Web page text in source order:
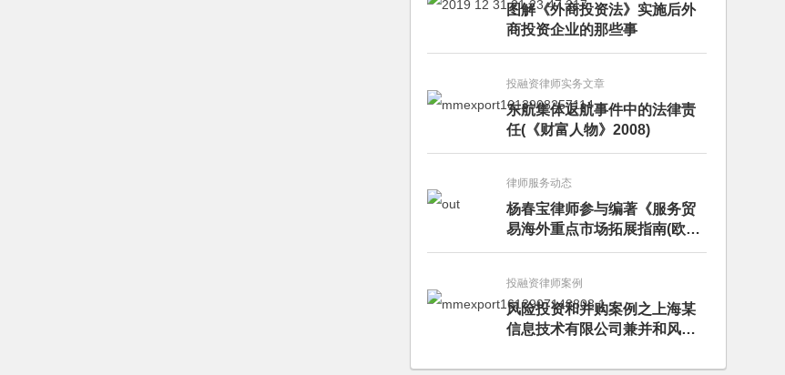
图解《外商投资法》实施后外
商投资企业的那些事
投融资律师实务文章
东航集体返航事件中的法律责
任(《财富人物》2008)
律师服务动态
杨春宝律师参与编著《服务贸
易海外重点市场拓展指南(欧洲
卷·意大利)》
投融资律师案例
风险投资和并购案例之上海某
信息技术有限公司兼并和风险